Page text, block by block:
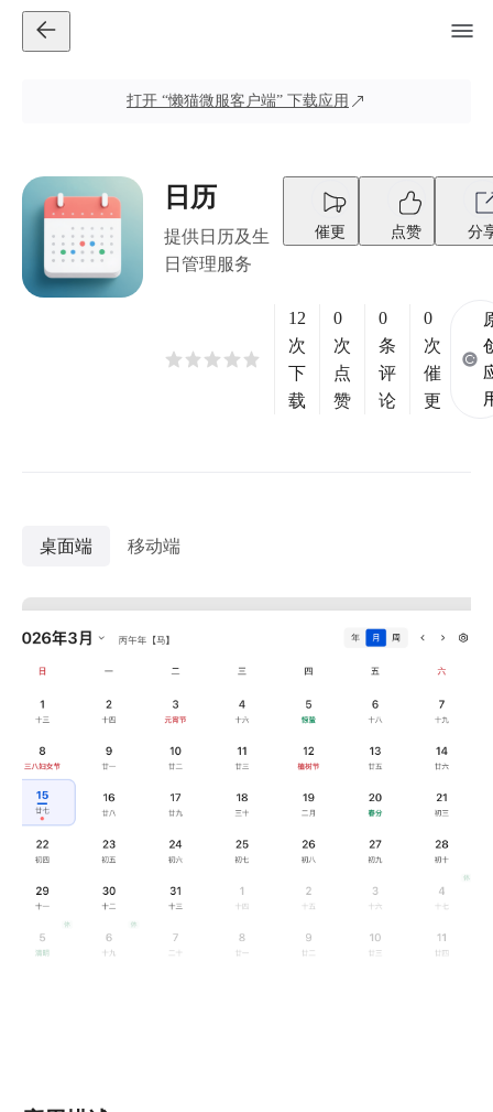
打开 “懒猫微服客户端” 下载应用
日历
提供日历及生
日管理服务
催更 点赞 分
12
次
下
载
0
次
点
赞
0
条
评
论
0
次
催
更
桌面端 移动端